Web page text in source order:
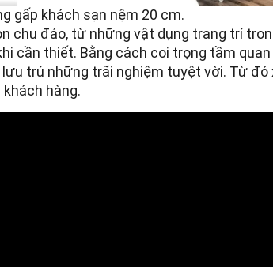
gấp khách sạn nệm 20 cm.
chu đáo, từ những vật dụng trang trí
cần thiết. Bằng cách coi trọng tầm
trú những trãi nghiệm tuyệt vời. Từ đó
hàng.